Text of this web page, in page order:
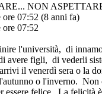
NON
ore 07:52 (8 anni fa)
ore 07:52
l'università, di
avere figli, di vederli
il venerdì sera o la
o l'inverno. Non
essere felice. La felicità